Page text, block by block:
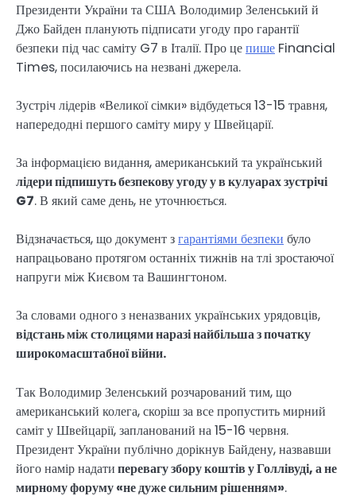
Президенти України та США Володимир Зеленський й
Джо Байден планують підписати угоду про гарантії
безпеки під час саміту G7 в Італії. Про цепише Financial
Times, посилаючись на незвані джерела.
Зустріч лідерів «Великої сімки» відбудеться 13-15 травня,
напередодні першого саміту миру у Швейцарії.
За інформацією видання, американський та український
лідери підпишуть безпекову угоду у в кулуарах зустрічі
G7. В який саме день, не уточнюється.
Відзначається, що документ згарантіями безпеки було
напрацьовано протягом останніх тижнів на тлі зростаючої
напруги між Києвом та Вашингтоном.
За словами одного з неназваних українських урядовців,
відстань між столицями наразі найбільша з початку
широкомасштабної війни.
Так Володимир Зеленський розчарований тим, що
американський колега, скоріш за все пропустить мирний
саміт у Швейцарії, запланований на 15-16 червня.
Президент України публічно дорікнув Байдену, назвавши
його намір надатиперевагу збору коштів у Голлівуді, а не
мирному форуму «не дуже сильним рішенням».